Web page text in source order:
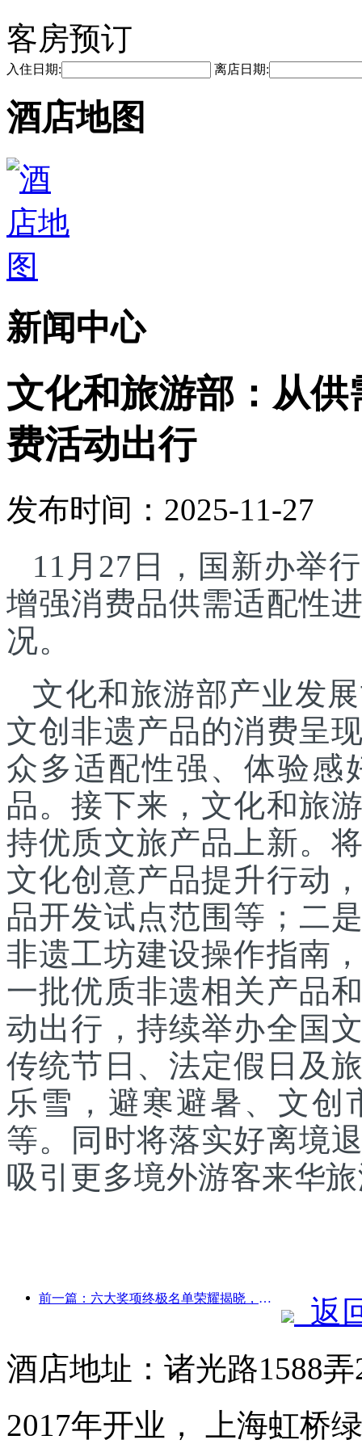
客房预订
入住日期: 离店日期:
酒店地图
新闻中心
文化和旅游部：从
费活动出行
发布时间：2025-11-27
11月27日，国新办举
增强消费品供需适配性
况。
文化和旅游部产业发
文创非遗产品的消费呈
众多适配性强、体验感
品。接下来，文化和旅
持优质文旅产品上新。
文化创意产品提升行动
品开发试点范围等；二
非遗工坊建设操作指南
一批优质非遗相关产品
动出行，持续举办全国
传统节日、法定假日及
乐雪，避寒避暑、文创
等。同时将落实好离境
吸引更多境外游客来华
前一篇：六大奖项终极名单荣耀揭晓，百余酒店及企业斩获年度奖项！
返
酒店地址：诸光路1588
2017年开业， 上海虹